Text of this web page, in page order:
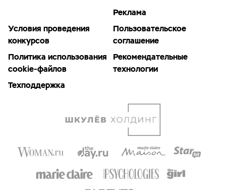
Реклама
Условия проведения
конкурсов
Пользовательское
соглашение
Политика использования
cookie-файлов
Рекомендательные
технологии
Техподдержка